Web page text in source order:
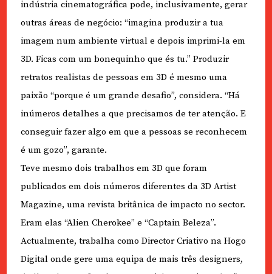
indústria cinematográfica pode, inclusivamente, gerar
outras áreas de negócio: “imagina produzir a tua
imagem num ambiente virtual e depois imprimi-la em
3D. Ficas com um bonequinho que és tu.” Produzir
retratos realistas de pessoas em 3D é mesmo uma
paixão “porque é um grande desafio”, considera. “Há
inúmeros detalhes a que precisamos de ter atenção. E
conseguir fazer algo em que a pessoas se reconhecem
é um gozo”, garante.
Teve mesmo dois trabalhos em 3D que foram
publicados em dois números diferentes da 3D Artist
Magazine, uma revista britânica de impacto no sector.
Eram elas “Alien Cherokee” e “Captain Beleza”.
Actualmente, trabalha como Director Criativo na Hogo
Digital onde gere uma equipa de mais três designers,